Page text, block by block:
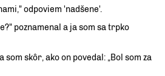
odpoviem 'nadšene'.
poznamenal a ja som sa trpko
som skôr, ako on povedal: „Bol som za